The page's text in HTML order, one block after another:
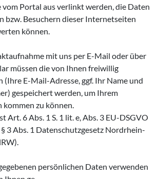
Portal aus verlinkt werden, die Daten
bzw. Besuchern dieser Internetseiten
können.
mit uns per E-Mail oder über
müssen die von Ihnen freiwillig
E-Mail-Adresse, ggf. Ihr Name und
gespeichert werden, um Ihrem
kommen zu können.
Art. 6 Abs. 1 S. 1 lit. e, Abs. 3 EU-DSGVO
3 Abs. 1 Datenschutzgesetz Nordrhein-
persönlichen Daten verwenden